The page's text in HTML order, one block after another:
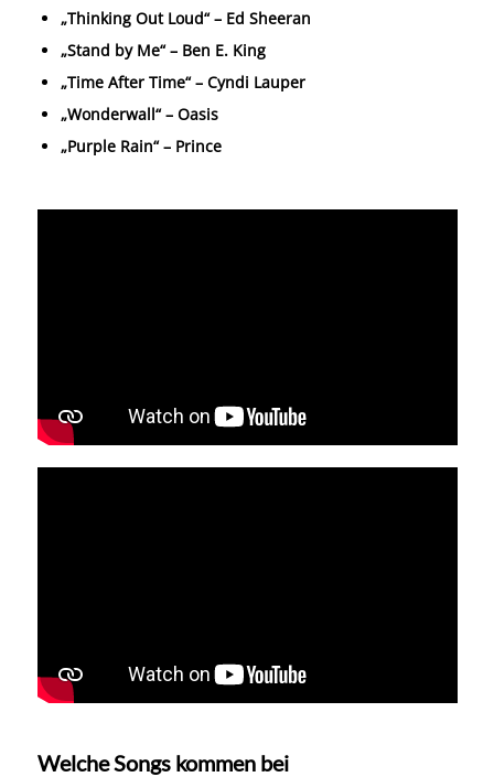
„Thinking Out Loud“ – Ed Sheeran
„Stand by Me“ – Ben E. King
„Time After Time“ – Cyndi Lauper
„Wonderwall“ – Oasis
„Purple Rain“ – Prince
Welche Songs kommen bei